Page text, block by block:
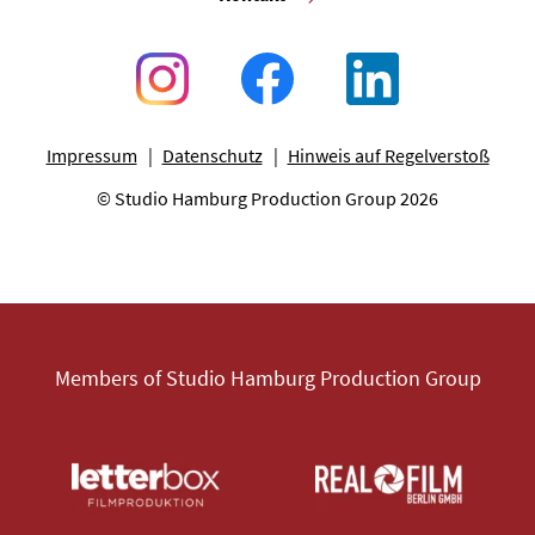
Impressum Datenschutz
Hinweis auf Regelverstoß
© Studio Hamburg Production Group 2026
Members of Studio Hamburg Production Group